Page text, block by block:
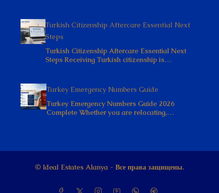
Turkish Citizenship Aftercare Essential Next
Steps
Turkish Citizenship Aftercare Essential Next
Steps Receiving Turkish citizenship is…
Turkey Emergency Numbers Guide
Turkey Emergency Numbers Guide 2026
Complete Whether you are relocating,…
© Ideal Estates Alanya - Все права защищены.